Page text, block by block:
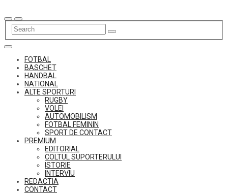
to
content
FOTBAL
BASCHET
HANDBAL
NATIONAL
ALTE SPORTURI
RUGBY
VOLEI
AUTOMOBILISM
FOTBAL FEMININ
SPORT DE CONTACT
PREMIUM
EDITORIAL
COLTUL SUPORTERULUI
ISTORIE
INTERVIU
REDACTIA
CONTACT